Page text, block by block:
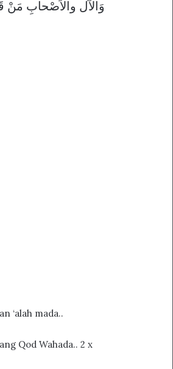
وَالآَل والاًصْحابِ مَنْ
‘alah mada..
Qod Wahada.. 2 x